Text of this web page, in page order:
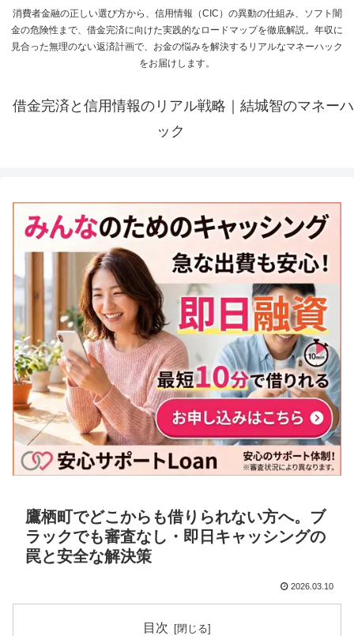
消費者金融の正しい選び方から、信用情報（CIC）の異動の仕組み、ソフト闇
金の危険性まで、借金完済に向けた実践的なロードマップを徹底解説。年収に
見合った無理のない返済計画で、お金の悩みを解決するリアルなマネーハック
をお届けします。
借金完済と信用情報のリアル戦略｜結城智のマネーハ
ック
鷹栖町でどこからも借りられない方へ。ブ
ラックでも審査なし・即日キャッシングの
罠と安全な解決策
2026.03.10
目次